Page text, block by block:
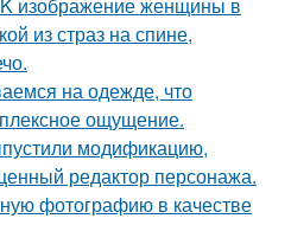
из страз на спине,
на одежде, что
ощущение.
модификацию,
редактор персонажа.
фотографию в качестве